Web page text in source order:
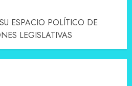
ESPACIO POLÍTICO DE
LEGISLATIVAS